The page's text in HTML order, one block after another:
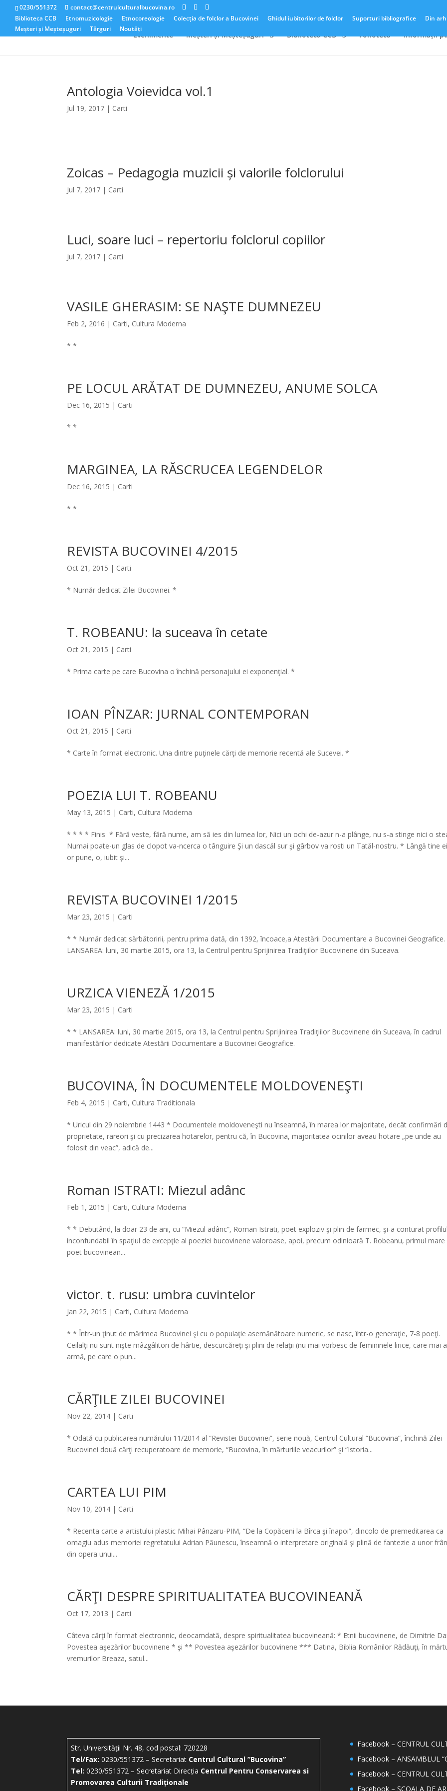
0230/551372
contact@centrulculturalbucovina.ro
Biblioteca CCB
Etnomuzicologie Etnocoreologie Colecția de folclor a Bucovinei Ghidul iubitorilor de folclor Suporturi bibliografice
Din
Meșteri și Meșteșuguri
Târguri Noutăți
Evenimente Meșteri și Meșteșuguri Biblioteca CCB Fonotecă Informații
Antologia Voievidca vol.1
Jul 19, 2017 | Carti
Zoicas – Pedagogia muzicii și valorile folclorului
Jul 7, 2017 | Carti
Luci, soare luci – repertoriu folclorul copiilor
Jul 7, 2017 | Carti
VASILE GHERASIM: SE NAŞTE DUMNEZEU
Feb 2, 2016 | Carti, Cultura Moderna
* *
PE LOCUL ARĂTAT DE DUMNEZEU, ANUME SOLCA
Dec 16, 2015 | Carti
* *
MARGINEA, LA RĂSCRUCEA LEGENDELOR
Dec 16, 2015 | Carti
* *
REVISTA BUCOVINEI 4/2015
Oct 21, 2015 | Carti
* Număr dedicat Zilei Bucovinei. *
T. ROBEANU: la suceava în cetate
Oct 21, 2015 | Carti
* Prima carte pe care Bucovina o închină personajului ei exponenţial. *
IOAN PÎNZAR: JURNAL CONTEMPORAN
Oct 21, 2015 | Carti
* Carte în format electronic. Una dintre puţinele cărţi de memorie recentă ale Sucevei. *
POEZIA LUI T. ROBEANU
May 13, 2015 | Carti, Cultura Moderna
* * * * Finis * Fără veste, fără nume, am să ies din lumea lor, Nici un ochi de-azur n-a plânge, nu s-a stinge nici o
Numai poate-un glas de clopot va-ncerca o tânguire Şi un dascăl sur şi gârbov va rosti un Tatăl-nostru. * Lângă tine
or pune, o, iubit şi...
REVISTA BUCOVINEI 1/2015
Mar 23, 2015 | Carti
* * Număr dedicat sărbătoririi, pentru prima dată, din 1392, încoace,a Atestării Documentare a Bucovinei Geografice.
LANSAREA: luni, 30 martie 2015, ora 13, la Centrul pentru Sprijinirea Tradiţiilor Bucovinene din Suceava.
URZICA VIENEZĂ 1/2015
Mar 23, 2015 | Carti
* * LANSAREA: luni, 30 martie 2015, ora 13, la Centrul pentru Sprijinirea Tradiţiilor Bucovinene din Suceava, în cadrul
manifestărilor dedicate Atestării Documentare a Bucovinei Geografice.
BUCOVINA, ÎN DOCUMENTELE MOLDOVENEŞTI
Feb 4, 2015 | Carti, Cultura Traditionala
* Uricul din 29 noiembrie 1443 * Documentele moldoveneşti nu înseamnă, în marea lor majoritate, decât confirmări
proprietate, rareori şi cu precizarea hotarelor, pentru că, în Bucovina, majoritatea ocinilor aveau hotare „pe unde au
folosit din veac”, adică de...
Roman ISTRATI: Miezul adânc
Feb 1, 2015 | Carti, Cultura Moderna
* * Debutând, la doar 23 de ani, cu “Miezul adânc”, Roman Istrati, poet exploziv şi plin de farmec, şi-a conturat
inconfundabil în spaţiul de excepţie al poeziei bucovinene valoroase, apoi, precum odinioară T. Robeanu, primul mare
poet bucovinean...
victor. t. rusu: umbra cuvintelor
Jan 22, 2015 | Carti, Cultura Moderna
* * Într-un ţinut de mărimea Bucovinei şi cu o populaţie asemănătoare numeric, se nasc, într-o generaţie, 7-8 poeţi.
Ceilalţi nu sunt nişte mâzgâlitori de hârtie, descurcăreţi şi plini de relaţii (nu mai vorbesc de femininele lirice, care mai
armă, pe care o pun...
CĂRŢILE ZILEI BUCOVINEI
Nov 22, 2014 | Carti
* Odată cu publicarea numărului 11/2014 al “Revistei Bucovinei”, serie nouă, Centrul Cultural “Bucovina”, închină Zilei
Bucovinei două cărţi recuperatoare de memorie, “Bucovina, în mărturiile veacurilor” şi “Istoria...
CARTEA LUI PIM
Nov 10, 2014 | Carti
* Recenta carte a artistului plastic Mihai Pânzaru-PIM, “De la Copăceni la Bîrca şi înapoi”, dincolo de premeditarea ca
omagiu adus memoriei regretatului Adrian Păunescu, înseamnă o interpretare originală şi plină de fantezie a unor
din opera unui...
CĂRŢI DESPRE SPIRITUALITATEA BUCOVINEANĂ
Oct 17, 2013 | Carti
Câteva cărţi în format electronnic, deocamdată, despre spiritualitatea bucovineană: * Etnii bucovinene, de Dimitrie
Povestea aşezărilor bucovinene * şi ** Povestea aşezărilor bucovinene *** Datina, Biblia Românilor Rădăuţi, în
vremurilor Breaza, satul...
Str. Universității Nr. 48, cod postal: 720228
Tel/Fax: 0230/551372 – Secretariat Centrul Cultural ”Bucovina”
Tel: 0230/551372 – Secretariat Direcția Centrul Pentru Conservarea si
Promovarea Culturii Tradiționale
Facebook – CENTRUL
Facebook – ANSAMBLUL
Facebook – CENTRUL
Facebook – ȘCOALA DE